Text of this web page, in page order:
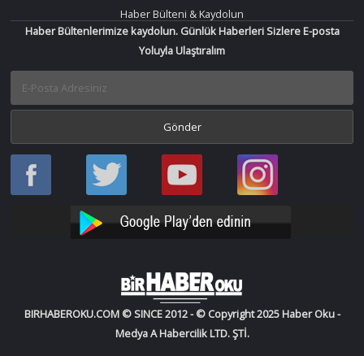
Haber Bülteni & Kaydolun
Haber Bültenlerimize kaydolun. Günlük Haberleri Sizlere E-posta
Yoluyla Ulaştıralım
Haber
Oku
Haber
Oku
Bir
Haber
YouTube
Bir
Haber
Instagram
BIRHABEROKU.COM © SINCE 2012 - © Copyright 2025 Haber Oku -
Medya A Habercilik LTD. ŞTİ.